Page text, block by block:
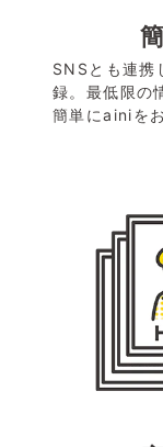
SNSとも連携
録。最低限の
簡単にainiを